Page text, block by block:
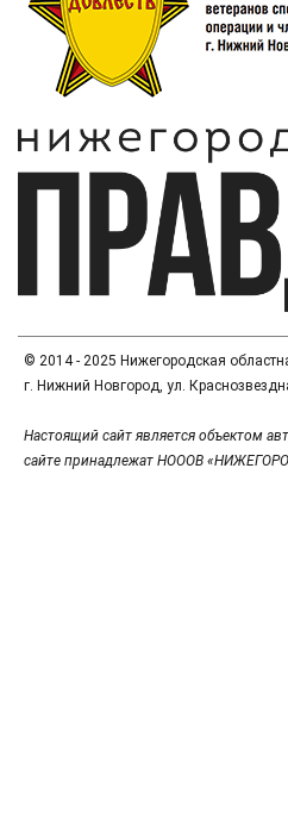
© 2014 - 2025 Нижегородская
г. Нижний Новгород, ул.
Настоящий сайт является объектом
сайте принадлежат НОООВ